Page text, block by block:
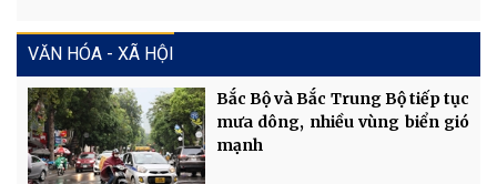
VĂN HÓA - XÃ HỘI
Bắc Bộ và Bắc Trung Bộ tiếp tục
mưa dông, nhiều vùng biển gió
mạnh